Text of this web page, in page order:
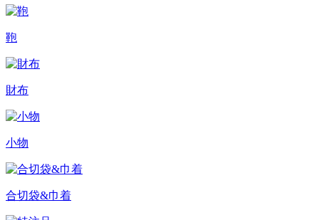
鞄
財布
小物
合切袋&巾着